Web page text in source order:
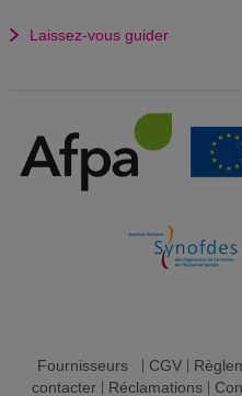
Laissez-vous guider
Fournisseurs| CGV|
contacter| Réclamations|